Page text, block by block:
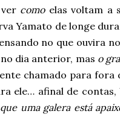
comoelas voltam a
Yamato de longe
no que ouvira
dia anterior, mas o
chamado para fora
ele… afinal de contas,
uma galera está